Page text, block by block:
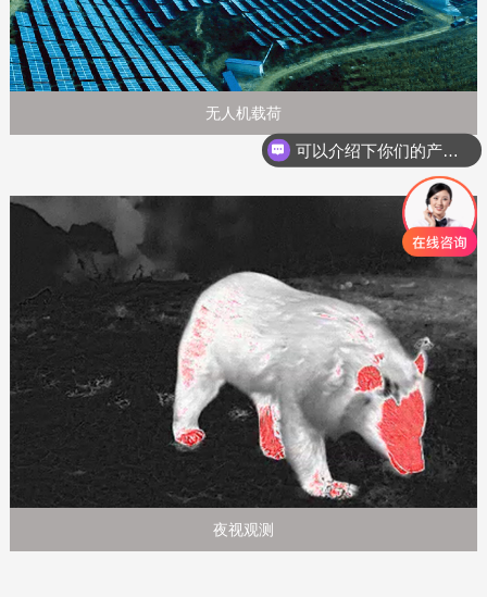
无人机载荷
夜视观测
可以介绍下你们的产品么？
红外探测器分辨率有哪些